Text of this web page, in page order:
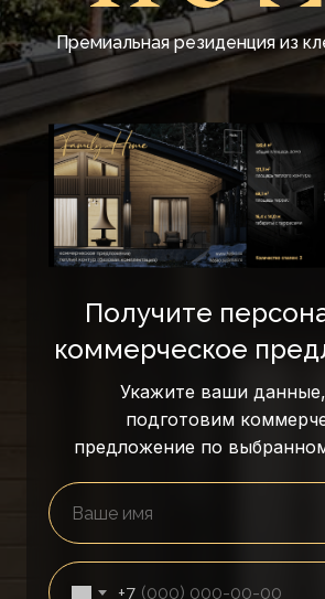
+7
Получите
коммерческое
Укажите ваши
подготовим
предложение по
Премиальная резиденция из